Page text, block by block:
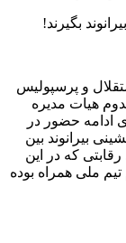
و پرسپولیس
هیات مدیره
ادامه حضور در
بیرانوند بین
که در این
ملی همراه بوده